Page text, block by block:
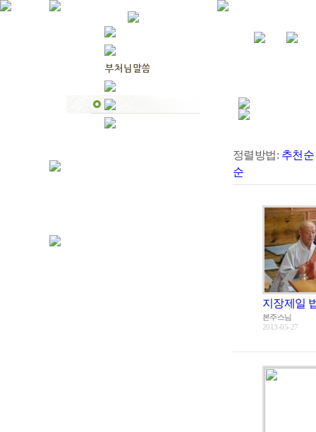
정렬방법: 추천순
순
지장제일
본주스님
2013-05-27